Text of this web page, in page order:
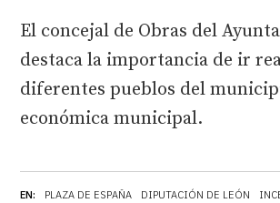
EN: PLAZA DE ESPAÑA DIPUTACIÓN DE LEÓN
El concejal de Obras del
destaca la importancia de ir
diferentes pueblos del
económica municipal.